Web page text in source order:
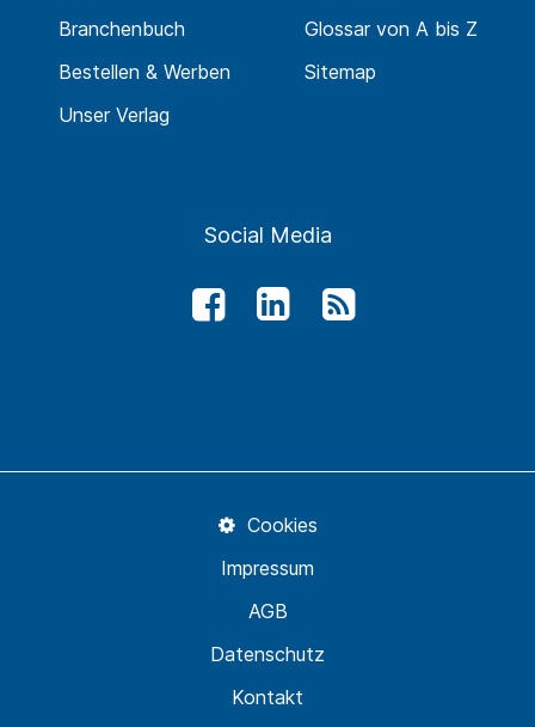
Branchenbuch
Bestellen & Werben
Unser Verlag
Glossar von A bis Z
Sitemap
Social Media
Kontakt
Datenschutz
AGB
Impressum
Cookies